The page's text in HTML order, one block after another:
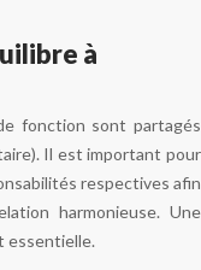
à
fonction sont partagés
Il est important pour
respectives afin
harmonieuse. Une
essentielle.